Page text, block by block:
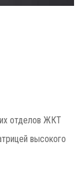
отделов ЖКТ
высокого